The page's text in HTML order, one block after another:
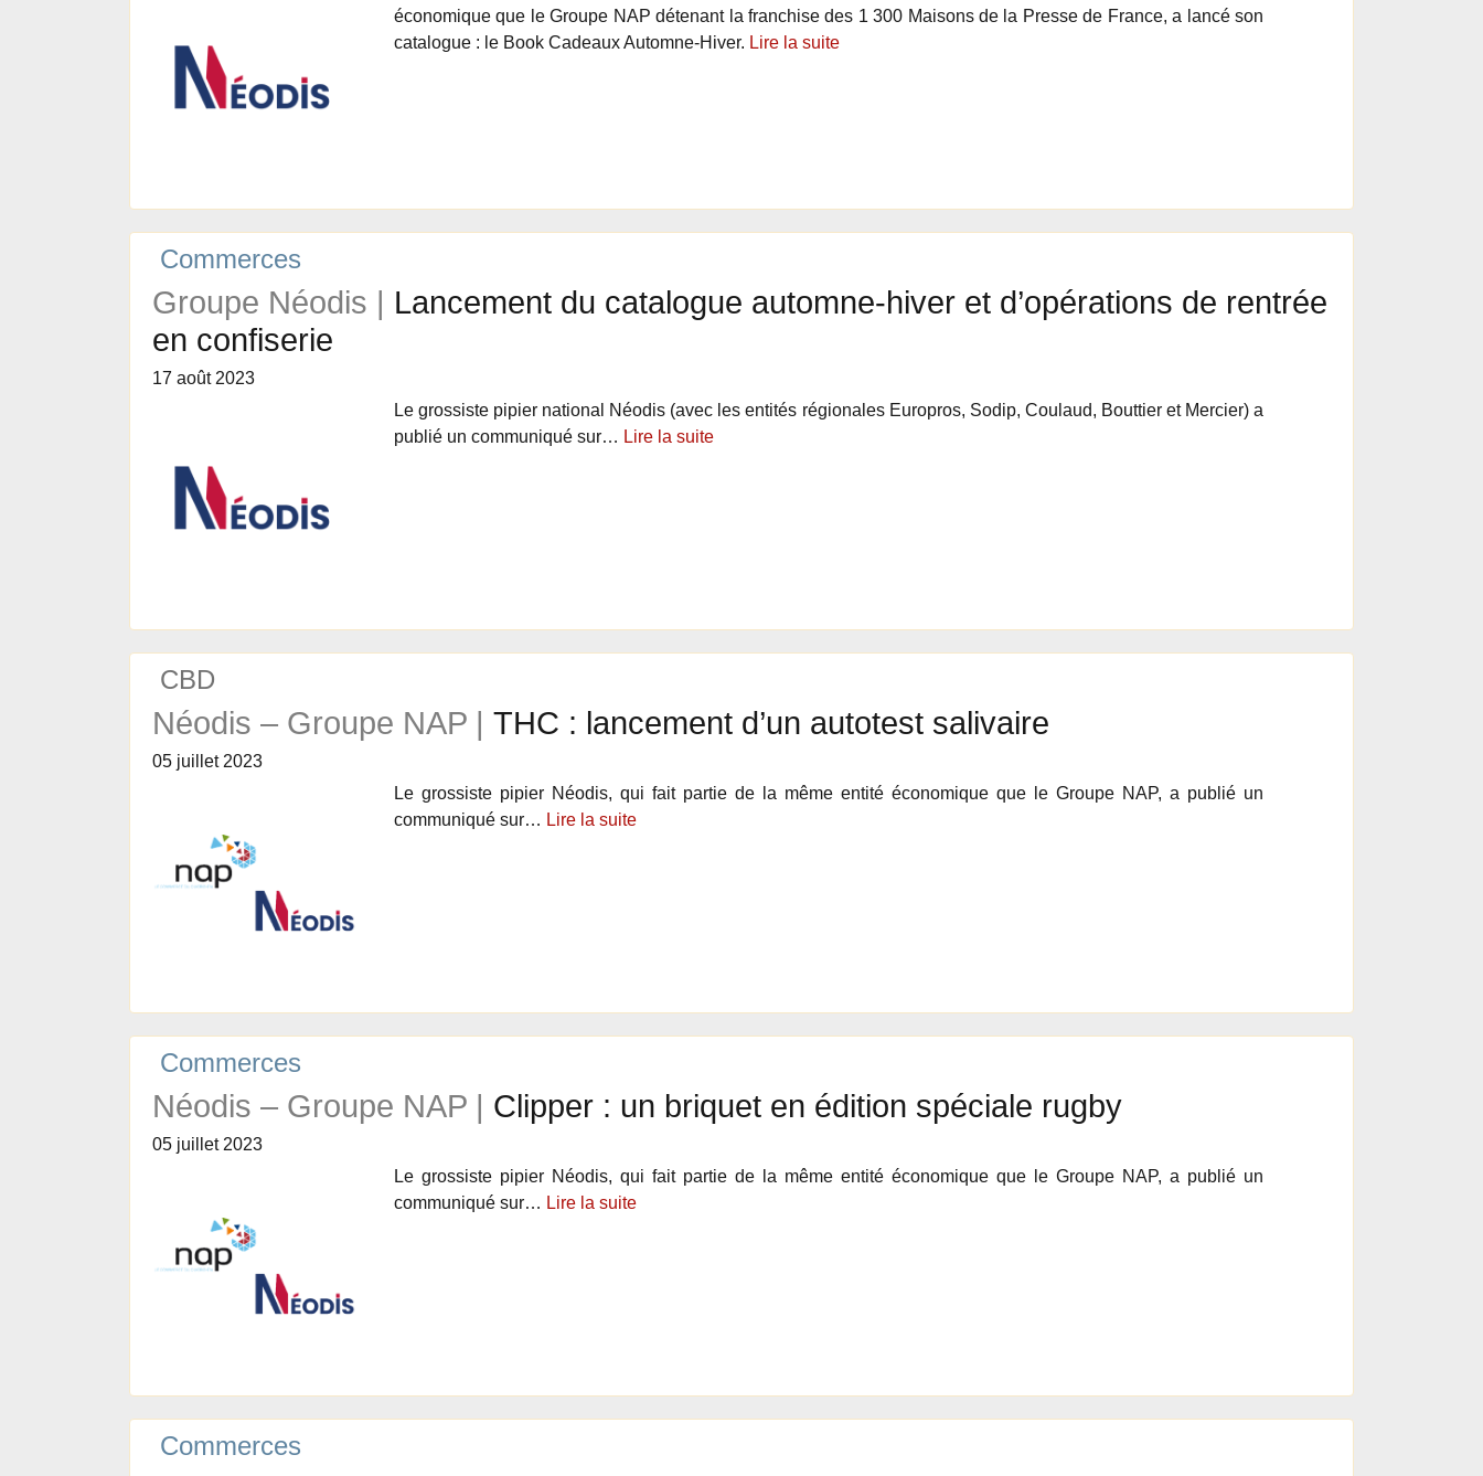
économique que le Groupe NAP détenant la franchise des 1 300 Maisons de la Presse de France, a lancé son
catalogue : le Book Cadeaux Automne-Hiver. Lire la suite
Commerces
Groupe Néodis | Lancement du catalogue automne-hiver et d’opérations de rentrée
en confiserie
17 août 2023
Le grossiste pipier national Néodis (avec les entités régionales Europros, Sodip, Coulaud, Bouttier et Mercier) a
publié un communiqué sur… Lire la suite
CBD
Néodis – Groupe NAP | THC : lancement d’un autotest salivaire
05 juillet 2023
Le grossiste pipier Néodis, qui fait partie de la même entité économique que le Groupe NAP, a publié un
communiqué sur… Lire la suite
Commerces
Néodis – Groupe NAP | Clipper : un briquet en édition spéciale rugby
05 juillet 2023
Le grossiste pipier Néodis, qui fait partie de la même entité économique que le Groupe NAP, a publié un
communiqué sur… Lire la suite
Commerces